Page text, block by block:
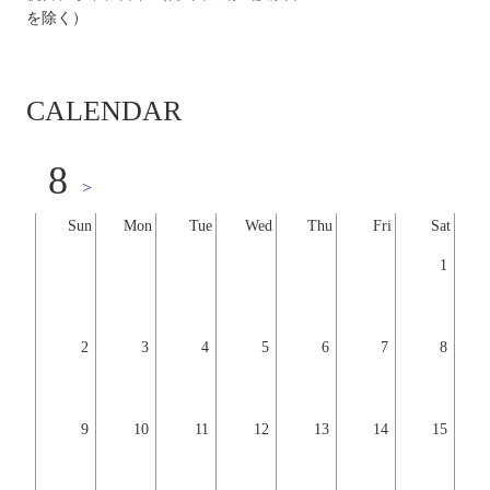
を除く）
CALENDAR
Sun Mon Tue Wed Thu Fri Sat
1
2 3 4 5 6 7 8
9 10 11 12 13 14 15
8 >